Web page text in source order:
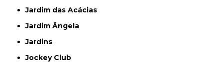
Jardim das Acácias
Jardim Ângela
Jardins
Jockey Club